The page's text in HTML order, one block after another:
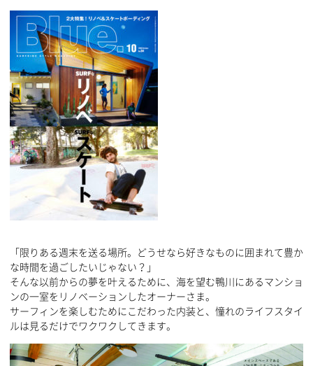
「限りある週末を送る場所。どうせなら好きなものに囲まれて豊か
な時間を過ごしたいじゃない？」
そんな以前からの夢を叶えるために、海を望む鴨川にあるマンショ
ンの一室をリノベーションしたオーナーさま。
サーフィンを楽しむためにこだわった内装と、憧れのライフスタイ
ルは見るだけでワクワクしてきます。